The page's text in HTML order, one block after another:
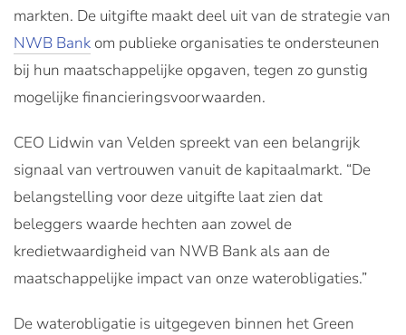
markten. De uitgifte maakt deel uit van de strategie van
NWB Bank om publieke organisaties te ondersteunen
bij hun maatschappelijke opgaven, tegen zo gunstig
mogelijke financieringsvoorwaarden.
CEO Lidwin van Velden spreekt van een belangrijk
signaal van vertrouwen vanuit de kapitaalmarkt. “De
belangstelling voor deze uitgifte laat zien dat
beleggers waarde hechten aan zowel de
kredietwaardigheid van NWB Bank als aan de
maatschappelijke impact van onze waterobligaties.”
De waterobligatie is uitgegeven binnen het Green